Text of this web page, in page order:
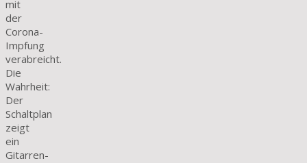
mit
der
Corona-
Impfung
verabreicht.
Die
Wahrheit:
Der
Schaltplan
zeigt
ein
Gitarren-